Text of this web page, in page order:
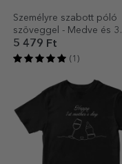
Személyre szabott póló
szöveggel - Medve és 3
kölyke
5 479 Ft
(1)